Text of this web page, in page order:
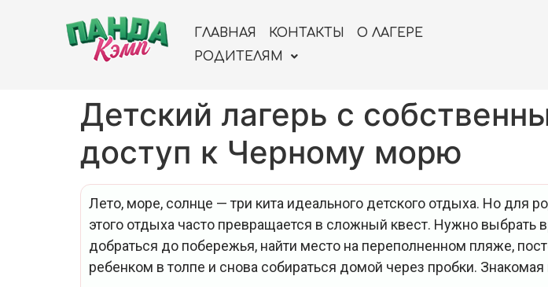
ГЛАВНАЯ КОНТАКТЫ
О ЛАГЕРЕ
РОДИТЕЛЯМ
Детский лагерь с
доступ к Черному морю
Лето, море, солнце — три кита идеального детского отдыха. Но для
этого отдыха часто превращается в сложный квест. Нужно выбрать
добраться до побережья, найти место на переполненном пляже,
ребенком в толпе и снова собираться домой через пробки. Знакомая